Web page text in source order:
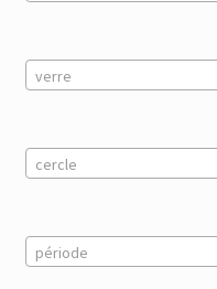
verre
cercle
période